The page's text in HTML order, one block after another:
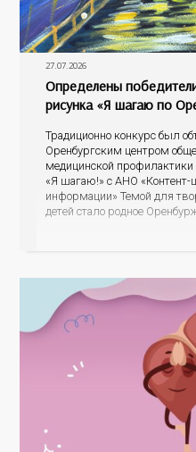
27.07.2026
Определены
рисунка «Я шагаю по
Традиционно конкурс был
Оренбургским центром
медицинской
«Я шагаю!» с АНО «Контент-
информации» Темой для
детей стало родное